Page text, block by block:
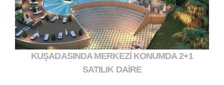
4.000.000,00 ₺ ">
KUŞADASINDA MERKEZİ KONUMDA 2+1
SATILIK DAİRE